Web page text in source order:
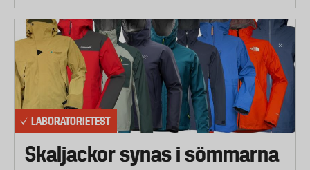
LABORATORIETEST
Skaljackor synas i sömmarna